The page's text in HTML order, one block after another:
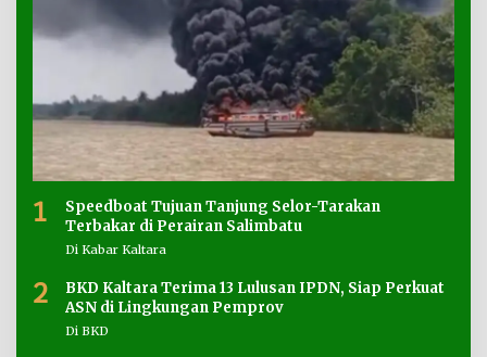
1
Speedboat Tujuan Tanjung Selor-Tarakan
Terbakar di Perairan Salimbatu
Di Kabar Kaltara
2
BKD Kaltara Terima 13 Lulusan IPDN, Siap Perkuat
ASN di Lingkungan Pemprov
Di BKD